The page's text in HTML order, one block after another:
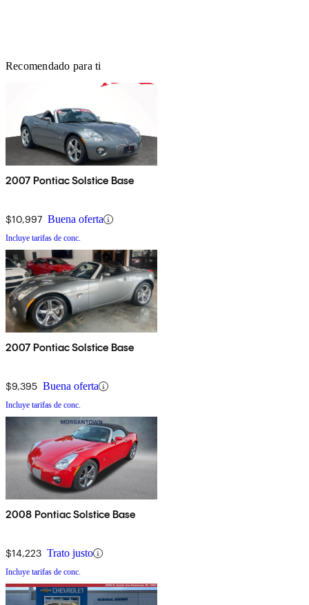
Recomendado para ti
2007 Pontiac Solstice Base
$10,997 Buena oferta
Incluye tarifas de conc.
2007 Pontiac Solstice Base
$9,395 Buena oferta
Incluye tarifas de conc.
2008 Pontiac Solstice Base
$14,223 Trato justo
Incluye tarifas de conc.